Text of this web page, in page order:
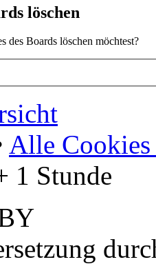
löschen
des Boards löschen möchtest?
Alle Cookies
1 Stunde